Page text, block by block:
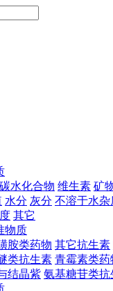
碳水化合物 维生素 矿
水分 灰分 不溶于水杂
其它
物质
胺类药物 其它抗生素
类抗生素 青霉素类药
结晶紫 氨基糖苷类抗